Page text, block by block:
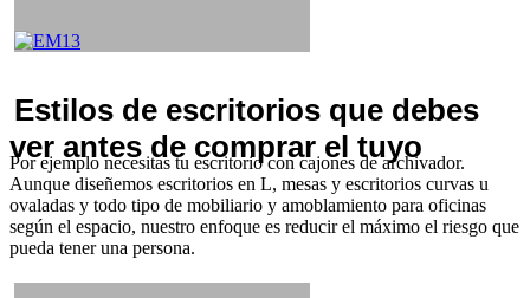
Estilos de escritorios que debes
ver antes de comprar el tuyo
Por ejemplo necesitas tu escritorio con cajones de archivador.
Aunque diseñemos escritorios en L, mesas y escritorios curvas u
ovaladas y todo tipo de mobiliario y amoblamiento para oficinas
según el espacio, nuestro enfoque es reducir el máximo el riesgo que
pueda tener una persona.